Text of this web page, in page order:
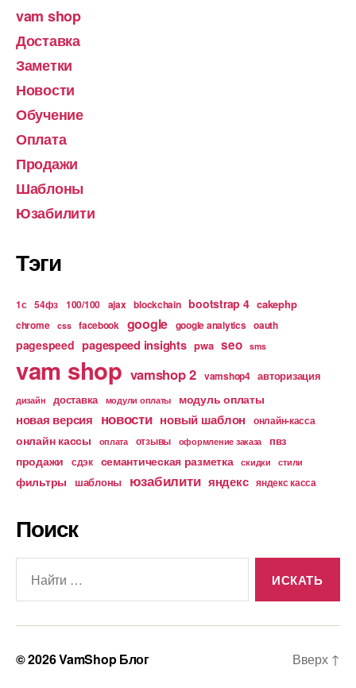
vam shop
Доставка
Заметки
Новости
Обучение
Оплата
Продажи
Шаблоны
Юзабилити
Тэги
1с 54фз 100/100 ajax blockchain bootstrap 4 cakephp
chrome css facebook google google analytics oauth
pagespeed pagespeed insights pwa seo sms
vam shop vamshop 2 vamshop4 авторизация
дизайн доставка модули оплаты модуль оплаты
новая версия новости новый шаблон онлайн-касса
онлайн кассы оплата отзывы оформление заказа пвз
продажи сдэк семантическая разметка скидки стили
фильтры шаблоны юзабилити яндекс яндекс касса
Поиск
© 2026VamShop Блог Вверх ↑